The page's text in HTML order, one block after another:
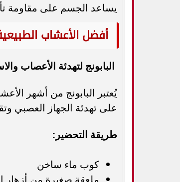
يساعد الجسم على مقاومة
أفضل الأعشاب
البابونج لتهدئة الأعصاب
يُعتبر البابونج من أشهر
على تهدئة الجهاز العصبي
طريقة التحضير:
كوب ماء ساخن
ملعقة صغيرة من أزهار